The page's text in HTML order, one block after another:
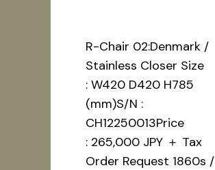
R-Chair 02:Denmark /
Stainless Closer Size
: W420 D420 H785
(mm)S/N :
CH12250013Price
: 265,000 JPY ＋ Tax
Order Request 1860s /